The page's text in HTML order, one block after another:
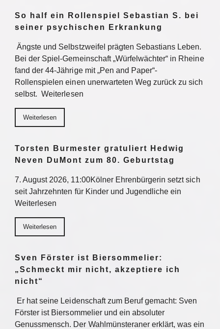
So half ein Rollenspiel Sebastian S. bei
seiner psychischen Erkrankung
Ängste und Selbstzweifel prägten Sebastians Leben.
Bei der Spiel-Gemeinschaft „Würfelwächter“ in Rheine
fand der 44-Jährige mit „Pen and Paper“-
Rollenspielen einen unerwarteten Weg zurück zu sich
selbst. Weiterlesen
Weiterlesen
Torsten Burmester gratuliert Hedwig
Neven DuMont zum 80. Geburtstag
7. August 2026, 11:00Kölner Ehrenbürgerin setzt sich
seit Jahrzehnten für Kinder und Jugendliche ein
Weiterlesen
Weiterlesen
Sven Förster ist Biersommelier:
„Schmeckt mir nicht, akzeptiere ich
nicht“
Er hat seine Leidenschaft zum Beruf gemacht: Sven
Förster ist Biersommelier und ein absoluter
Genussmensch. Der Wahlmünsteraner erklärt, was ein